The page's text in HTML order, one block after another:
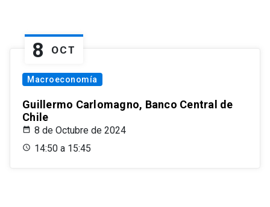
8 OCT
Macroeconomía
Guillermo Carlomagno, Banco Central de
Chile
8 de Octubre de 2024
14:50 a 15:45